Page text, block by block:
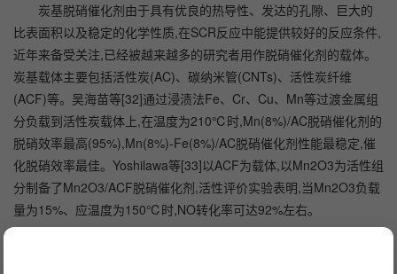
炭基脱硝催化剂由于具有优良的热导性、发达的孔隙、巨大的
比表面积以及稳定的化学性质,在SCR反应中能提供较好的反应条件,
近年来备受关注,已经被越来越多的研究者用作脱硝催化剂的载体。
炭基载体主要包括活性炭(AC)、碳纳米管(CNTs)、活性炭纤维
(ACF)等。吴海苗等[32]通过浸渍法Fe、Cr、Cu、Mn等过渡金属组
分负载到活性炭载体上,在温度为210℃时,Mn(8%)/AC脱硝催化剂的
脱硝效率最高(95%),Mn(8%)-Fe(8%)/AC脱硝催化剂性能最稳定,催
化脱硝效率最佳。Yoshilawa等[33]以ACF为载体,以Mn2O3为活性组
分制备了Mn2O3/ACF脱硝催化剂,活性评价实验表明,当Mn2O3负载
量为15%、应温度为150℃时,NO转化率可达92%左右。